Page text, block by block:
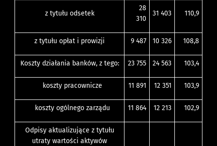
z tytułu odsetek
28
310
31 403 110,9
z tytułu opłat i prowizji 9 487 10 326 108,8
Koszty działania banków, z tego: 23 755 24 563 103,4
koszty pracownicze 11 891 12 351 103,9
koszty ogólnego zarządu 11 864 12 213 102,9
Odpisy aktualizujące z tytułu
utraty wartości aktywów